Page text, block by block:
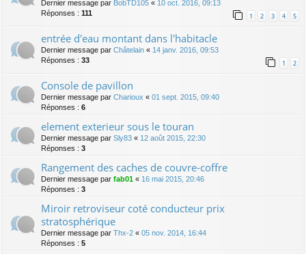
Dernier message par BobTD105 « 10 oct. 2016, 09:13
Réponses : 111 1 2 3 4 5
entrée d'eau montant dans l'habitacle
Dernier message par Châtelain « 14 janv. 2016, 09:53
Réponses : 33 1 2
Console de pavillon
Dernier message par Charioux « 01 sept. 2015, 09:40
Réponses : 6
element exterieur sous le touran
Dernier message par Sly83 « 12 août 2015, 22:30
Réponses : 3
Rangement des caches de couvre-coffre
Dernier message par fab01 « 16 mai 2015, 20:46
Réponses : 3
Miroir retroviseur coté conducteur prix
stratosphérique
Dernier message par Thx-2 « 05 nov. 2014, 16:44
Réponses : 5